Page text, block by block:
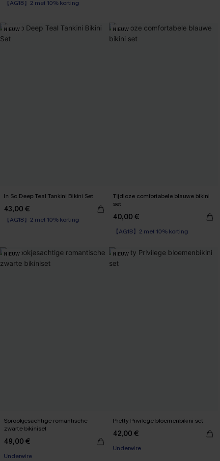
Corrigerend badpak
NIEUW
In So Deep Teal Tankini Bikini Set
43,00 €
【AG18】2 met 10% korting
High Waist
NIEUW
Tijdloze comfortabele blauwe bikini
set
40,00 €
【AG18】2 met 10% korting
NIEUW
Sprookjesachtige romantische
zwarte bikiniset
49,00 €
Underwire
NIEUW
Pretty Privilege bloemenbikini set
42,00 €
Underwire